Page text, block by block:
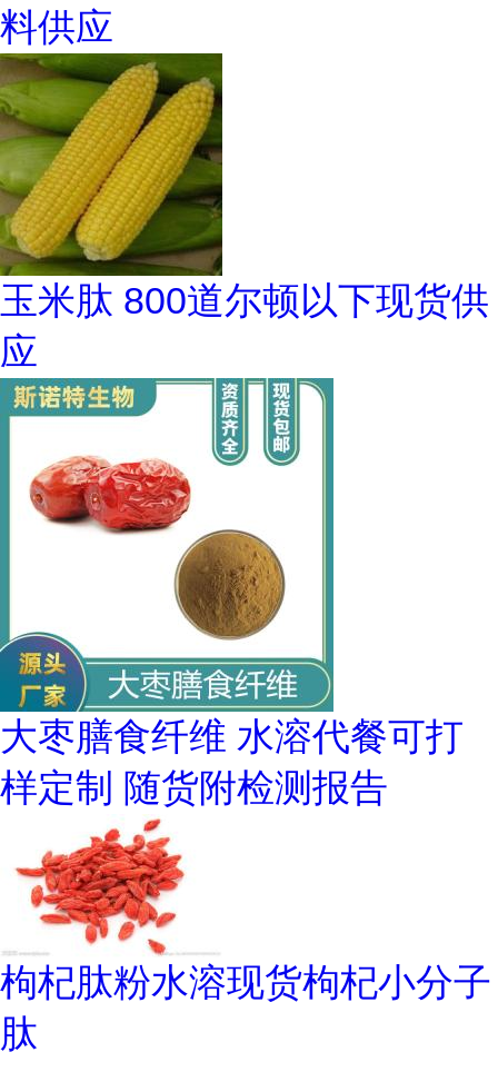
料供应
玉米肽 800道尔顿以下现货供
应
大枣膳食纤维 水溶代餐可打
样定制 随货附检测报告
枸杞肽粉水溶现货枸杞小分子
肽